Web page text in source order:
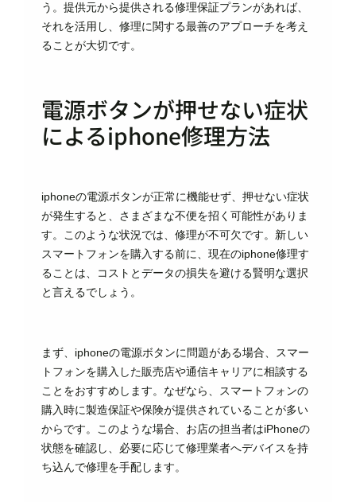
う。提供元から提供される修理保証プランがあれば、
それを活用し、修理に関する最善のアプローチを考え
ることが大切です。
電源ボタンが押せない症状
によるiphone修理方法
iphoneの電源ボタンが正常に機能せず、押せない症状
が発生すると、さまざまな不便を招く可能性がありま
す。このような状況では、修理が不可欠です。新しい
スマートフォンを購入する前に、現在のiphone修理す
ることは、コストとデータの損失を避ける賢明な選択
と言えるでしょう。
まず、iphoneの電源ボタンに問題がある場合、スマー
トフォンを購入した販売店や通信キャリアに相談する
ことをおすすめします。なぜなら、スマートフォンの
購入時に製造保証や保険が提供されていることが多い
からです。このような場合、お店の担当者はiPhoneの
状態を確認し、必要に応じて修理業者へデバイスを持
ち込んで修理を手配します。